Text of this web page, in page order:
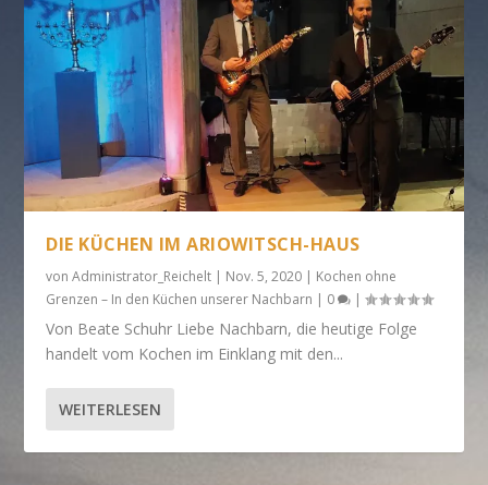
DIE KÜCHEN IM ARIOWITSCH-HAUS
vonAdministrator_Reichelt | Nov. 5, 2020 | Kochen ohne
Grenzen – In den Küchen unserer Nachbarn | 0 |
Von Beate Schuhr Liebe Nachbarn, die heutige Folge
handelt vom Kochen im Einklang mit den...
WEITERLESEN